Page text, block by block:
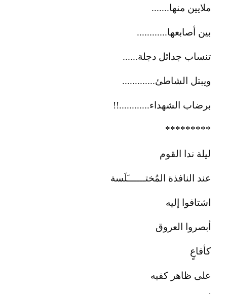
ملايين منها.......
بين أصابعها............
تنساب جدائل دجلة......
ويبتل الشاطئ.............
برضاب الشهداء............!!
*********
ليلة ندا القوم
عند النافذة المُختــــــَلَسة
اشتافوا إليه
أبصروا العروق
كأفاعٍ
على ظاهر كفيه